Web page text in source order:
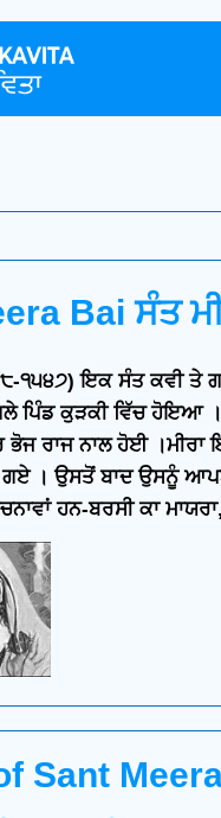
Bai ਸੰਤ
੧੫੪੭) ਇਕ ਸੰਤ ਕਵੀ ਤੇ
ਪਿੰਡ ਕੁੜਕੀ ਵਿੱਚ ਹੋਇਆ ।
ਭੋਜ ਰਾਜ ਨਾਲ ਹੋਈ ।ਮੀਰਾ
। ਉਸਤੋਂ ਬਾਦ ਉਸਨੂੰ
ਹਨ-ਬਰਸੀ ਕਾ
Sant